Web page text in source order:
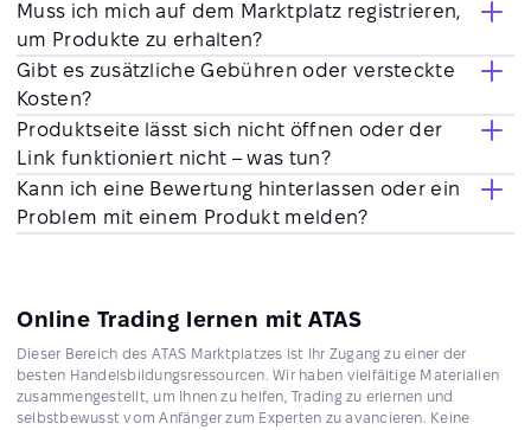
Muss ich mich auf dem Marktplatz registrieren,
um Produkte zu erhalten?
Gibt es zusätzliche Gebühren oder versteckte
Kosten?
Produktseite lässt sich nicht öffnen oder der
Link funktioniert nicht – was tun?
Kann ich eine Bewertung hinterlassen oder ein
Problem mit einem Produkt melden?
Online Trading lernen mit ATAS
Dieser Bereich des ATAS Marktplatzes ist Ihr Zugang zu einer der
besten Handelsbildungsressourcen. Wir haben vielfältige Materialien
zusammengestellt, um Ihnen zu helfen, Trading zu erlernen und
selbstbewusst vom Anfänger zum Experten zu avancieren. Keine